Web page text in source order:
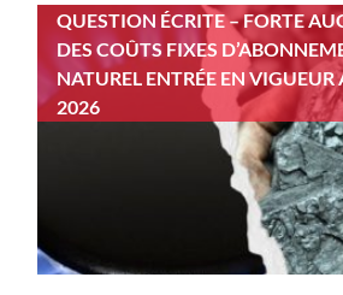
QUESTION ÉCRITE – FORTE
DES COÛTS FIXES
NATUREL ENTRÉE EN VIGUEUR
2026